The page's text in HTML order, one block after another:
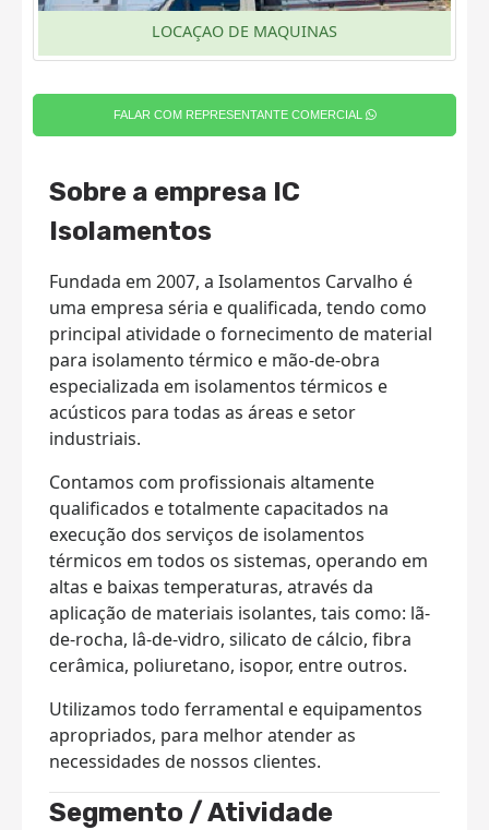
LOCAÇAO DE MAQUINAS
FALAR COM REPRESENTANTE COMERCIAL
Sobre a empresa IC
Isolamentos
Fundada em 2007, a Isolamentos Carvalho é
uma empresa séria e qualificada, tendo como
principal atividade o fornecimento de material
para isolamento térmico e mão-de-obra
especializada em isolamentos térmicos e
acústicos para todas as áreas e setor
industriais.
Contamos com profissionais altamente
qualificados e totalmente capacitados na
execução dos serviços de isolamentos
térmicos em todos os sistemas, operando em
altas e baixas temperaturas, através da
aplicação de materiais isolantes, tais como: lã-
de-rocha, lâ-de-vidro, silicato de cálcio, fibra
cerâmica, poliuretano, isopor, entre outros.
Utilizamos todo ferramental e equipamentos
apropriados, para melhor atender as
necessidades de nossos clientes.
Segmento / Atividade